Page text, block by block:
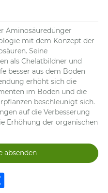
Aminosäuredünger
mit dem Konzept der
Seine
als Chelatbildner und
besser aus dem Boden
erhöht sich die
im Boden und die
beschleunigt sich.
auf die Verbesserung
Erhöhung der organischen
absenden